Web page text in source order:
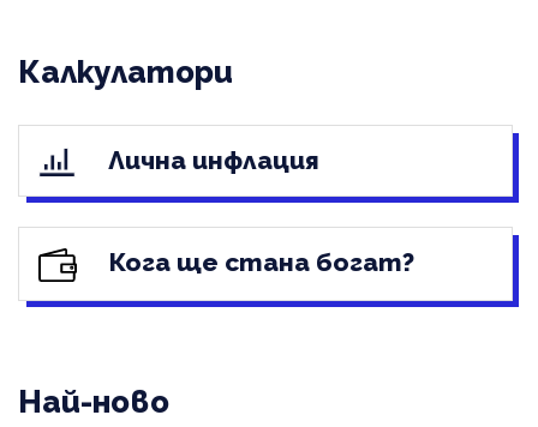
Калкулатори
Лична инфлация
Кога ще стана богат?
Най-ново